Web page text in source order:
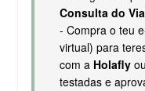
Consulta do
- Compra o teu
virtual) para
com a Holafly
testadas e